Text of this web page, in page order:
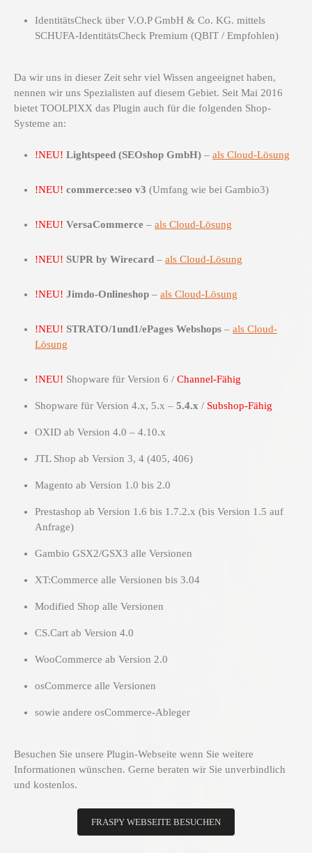
IdentitätsCheck über V.O.P GmbH & Co. KG. mittels
SCHUFA-IdentitätsCheck Premium (QBIT / Empfohlen)
Da wir uns in dieser Zeit sehr viel Wissen angeeignet haben,
nennen wir uns Spezialisten auf diesem Gebiet. Seit Mai 2016
bietet TOOLPIXX das Plugin auch für die folgenden Shop-
Systeme an:
!NEU! Lightspeed (SEOshop GmbH) – als Cloud-Lösung
!NEU! commerce:seo v3 (Umfang wie bei Gambio3)
!NEU! VersaCommerce – als Cloud-Lösung
!NEU! SUPR by Wirecard – als Cloud-Lösung
!NEU! Jimdo-Onlineshop – als Cloud-Lösung
!NEU! STRATO/1und1/ePages Webshops – als Cloud-
Lösung
!NEU! Shopware für Version 6 / Channel-Fähig
Shopware für Version 4.x, 5.x – 5.4.x / Subshop-Fähig
OXID ab Version 4.0 – 4.10.x
JTL Shop ab Version 3, 4 (405, 406)
Magento ab Version 1.0 bis 2.0
Prestashop ab Version 1.6 bis 1.7.2.x (bis Version 1.5 auf
Anfrage)
Gambio GSX2/GSX3 alle Versionen
XT:Commerce alle Versionen bis 3.04
Modified Shop alle Versionen
CS.Cart ab Version 4.0
WooCommerce ab Version 2.0
osCommerce alle Versionen
sowie andere osCommerce-Ableger
Besuchen Sie unsere Plugin-Webseite wenn Sie weitere
Informationen wünschen. Gerne beraten wir Sie unverbindlich
und kostenlos.
FRASPY WEBSEITE BESUCHEN